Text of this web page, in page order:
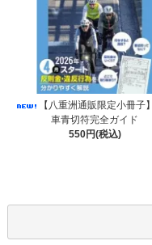
【八重洲通販限定小冊子
車青切符完全ガイド
550円(税込)